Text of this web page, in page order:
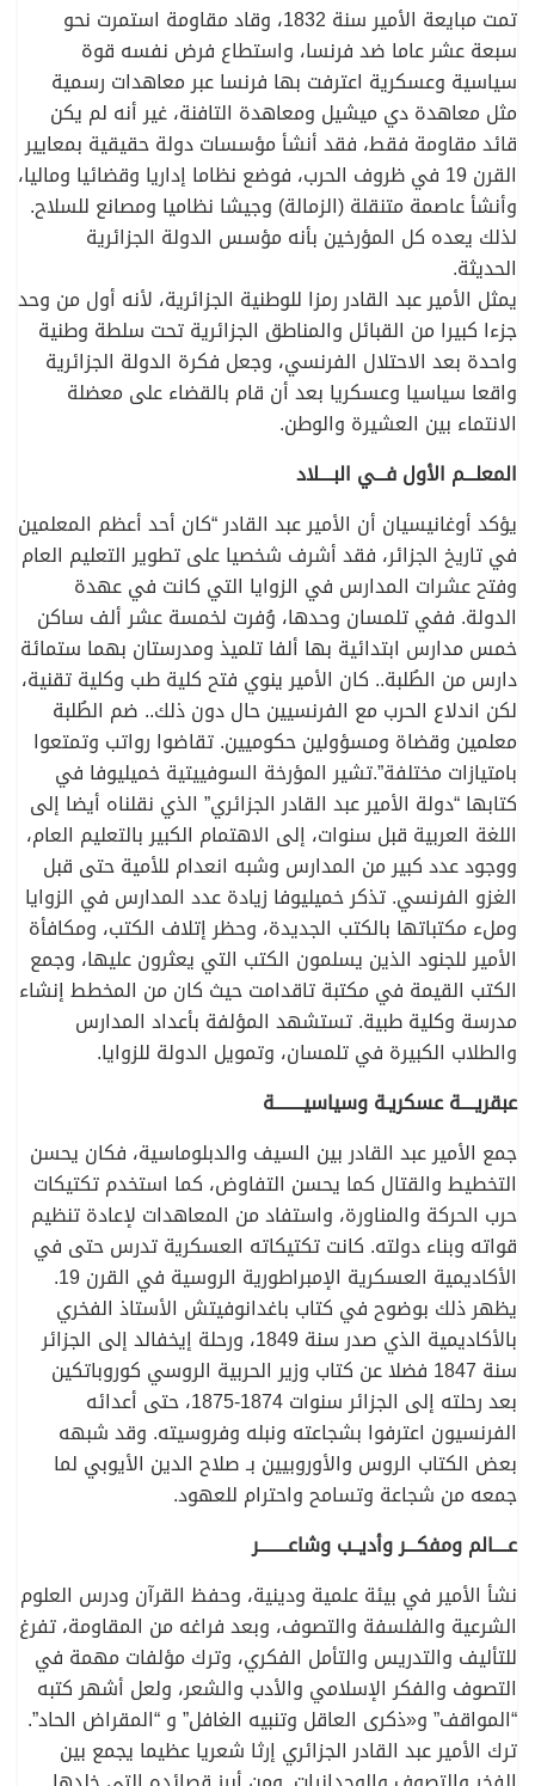
تمت مبايعة الأمير سنة 1832، وقاد مقاومة استمرت نحو
سبعة عشر عاما ضد فرنسا، واستطاع فرض نفسه قوة
سياسية وعسكرية اعترفت بها فرنسا عبر معاهدات رسمية
مثل معاهدة دي ميشيل ومعاهدة التافنة، غير أنه لم يكن
قائد مقاومة فقط، فقد أنشأ مؤسسات دولة حقيقية بمعايير
القرن 19 في ظروف الحرب، فوضع نظاما إداريا وقضائيا وماليا،
وأنشأ عاصمة متنقلة (الزمالة) وجيشا نظاميا ومصانع للسلاح.
لذلك يعده كل المؤرخين بأنه مؤسس الدولة الجزائرية
الحديثة.
يمثل الأمير عبد القادر رمزا للوطنية الجزائرية، لأنه أول من وحد
جزءا كبيرا من القبائل والمناطق الجزائرية تحت سلطة وطنية
واحدة بعد الاحتلال الفرنسي، وجعل فكرة الدولة الجزائرية
واقعا سياسيا وعسكريا بعد أن قام بالقضاء على معضلة
الانتماء بين العشيرة والوطن.
المعلـــم الأول فـــي البــــلاد
يؤكد أوغانيسيان أن الأمير عبد القادر “كان أحد أعظم المعلمين
في تاريخ الجزائر، فقد أشرف شخصيا على تطوير التعليم العام
وفتح عشرات المدارس في الزوايا التي كانت في عهدة
الدولة. ففي تلمسان وحدها، وُفرت لخمسة عشر ألف ساكن
خمس مدارس ابتدائية بها ألفا تلميذ ومدرستان بهما ستمائة
دارس من الطُلبة.. كان الأمير ينوي فتح كلية طب وكلية تقنية،
لكن اندلاع الحرب مع الفرنسيين حال دون ذلك.. ضم الطُلبة
معلمين وقضاة ومسؤولين حكوميين. تقاضوا رواتب وتمتعوا
بامتيازات مختلفة”.تشير المؤرخة السوفييتية خميليوفا في
كتابها “دولة الأمير عبد القادر الجزائري” الذي نقلناه أيضا إلى
اللغة العربية قبل سنوات، إلى الاهتمام الكبير بالتعليم العام،
ووجود عدد كبير من المدارس وشبه انعدام للأمية حتى قبل
الغزو الفرنسي. تذكر خميليوفا زيادة عدد المدارس في الزوايا
وملء مكتباتها بالكتب الجديدة، وحظر إتلاف الكتب، ومكافأة
الأمير للجنود الذين يسلمون الكتب التي يعثرون عليها، وجمع
الكتب القيمة في مكتبة تاقدامت حيث كان من المخطط إنشاء
مدرسة وكلية طبية. تستشهد المؤلفة بأعداد المدارس
والطلاب الكبيرة في تلمسان، وتمويل الدولة للزوايا.
عبقريــــة عسكريـة وسياسيــــــــة
جمع الأمير عبد القادر بين السيف والدبلوماسية، فكان يحسن
التخطيط والقتال كما يحسن التفاوض، كما استخدم تكتيكات
حرب الحركة والمناورة، واستفاد من المعاهدات لإعادة تنظيم
قواته وبناء دولته. كانت تكتيكاته العسكرية تدرس حتى في
الأكاديمية العسكرية الإمبراطورية الروسية في القرن 19.
يظهر ذلك بوضوح في كتاب باغدانوفيتش الأستاذ الفخري
بالأكاديمية الذي صدر سنة 1849، ورحلة إيخفالد إلى الجزائر
سنة 1847 فضلا عن كتاب وزير الحربية الروسي كوروباتكين
بعد رحلته إلى الجزائر سنوات 1874-1875، حتى أعدائه
الفرنسيون اعترفوا بشجاعته ونبله وفروسيته. وقد شبهه
بعض الكتاب الروس والأوروبيين بـ صلاح الدين الأيوبي لما
جمعه من شجاعة وتسامح واحترام للعهود.
عــــالم ومفكـــر وأديــب وشاعــــــــر
نشأ الأمير في بيئة علمية ودينية، وحفظ القرآن ودرس العلوم
الشرعية والفلسفة والتصوف، وبعد فراغه من المقاومة، تفرغ
للتأليف والتدريس والتأمل الفكري، وترك مؤلفات مهمة في
التصوف والفكر الإسلامي والأدب والشعر، ولعل أشهر كتبه
“المواقف” و«ذكرى العاقل وتنبيه الغافل” و “المقراض الحاد”.
ترك الأمير عبد القادر الجزائري إرثا شعريا عظيما يجمع بين